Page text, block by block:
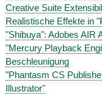
Creative Suite
Realistische Effekte in
"Shibuya": Adobes AIR
"Mercury Playback
Beschleunigung
"Phantasm CS
Illustrator"